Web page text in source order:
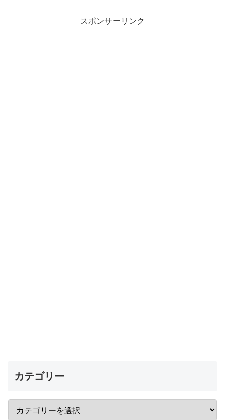
スポンサーリンク
カテゴリー